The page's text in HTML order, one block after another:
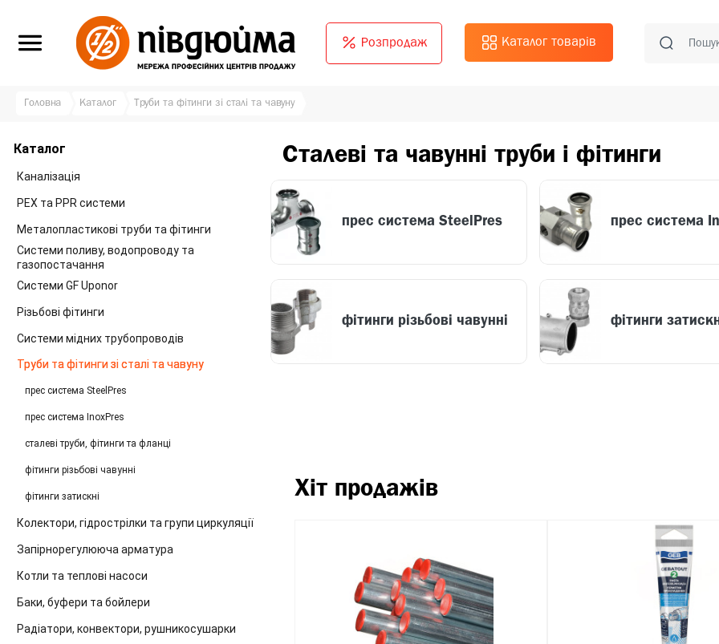
Розпродаж Каталог товарів
Головна Каталог Труби та фітинги зі сталі та чавуну
Каталог
Каналізація
PEX та PPR системи
Металопластикові труби та фітинги
Системи поливу, водопроводу та
газопостачання
Системи GF Uponor
Різьбові фітинги
Системи мідних трубопроводів
Труби та фітинги зі сталі та чавуну
прес система SteelPres
прес система InoxPres
сталеві труби, фітинги та фланці
фітинги різьбові чавунні
фітинги затискні
Колектори, гідрострілки та групи циркуляції
Запірнорегулююча арматура
Котли та теплові насоси
Баки, буфери та бойлери
Радіатори, конвектори, рушникосушарки
Сталеві та чавунні труби і фітинги
прес система SteelPres прес система
фітинги різьбові чавунні фітинги
Хіт продажів